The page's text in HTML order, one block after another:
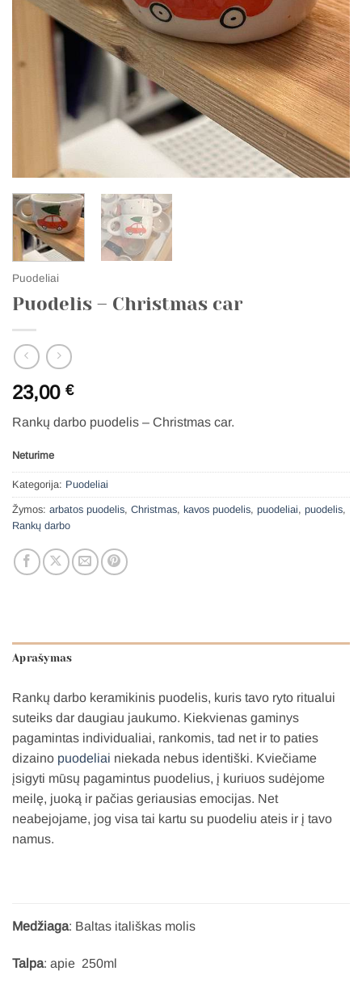
Puodeliai
Puodelis – Christmas car
23,00 €
Rankų darbo puodelis – Christmas car.
Neturime
Kategorija: Puodeliai
Žymos: arbatos puodelis, Christmas, kavos puodelis, puodeliai, puodelis,
Rankų darbo
Aprašymas
Rankų darbo keramikinis puodelis, kuris tavo ryto ritualui
suteiks dar daugiau jaukumo. Kiekvienas gaminys
pagamintas individualiai, rankomis, tad net ir to paties
dizaino puodeliai niekada nebus identiški. Kviečiame
įsigyti mūsų pagamintus puodelius, į kuriuos sudėjome
meilę, juoką ir pačias geriausias emocijas. Net
neabejojame, jog visa tai kartu su puodeliu ateis ir į tavo
namus.
Medžiaga: Baltas itališkas molis
Talpa: apie 250ml